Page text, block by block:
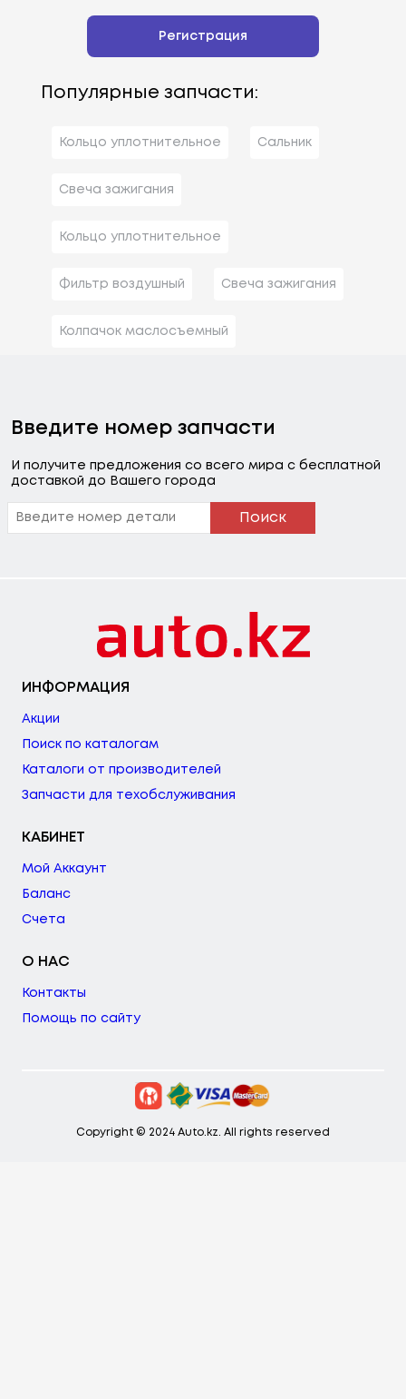
Регистрация
Популярные запчасти:
Кольцо уплотнительное Сальник
Свеча зажигания
Кольцо уплотнительное
Фильтр воздушный Свеча зажигания
Колпачок маслосъемный
Введите номер запчасти
И получите предложения со всего мира с бесплатной
доставкой до Вашего города
Поиск
ИНФОРМАЦИЯ
Акции
Поиск по каталогам
Каталоги от производителей
Запчасти для техобслуживания
КАБИНЕТ
Мой Аккаунт
Баланс
Счета
О НАС
Контакты
Помощь по сайту
Copyright © 2024 Auto.kz. All rights reserved